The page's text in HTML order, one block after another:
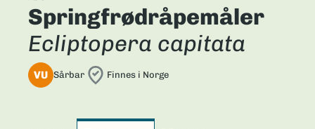
Springfrødråpemåler
Ecliptopera capitata
VU Sårbar Finnes i Norge